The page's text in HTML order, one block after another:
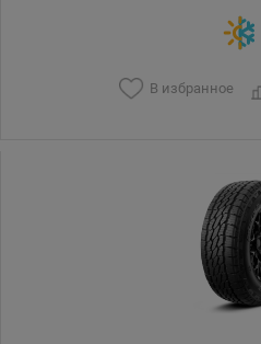
В избранное